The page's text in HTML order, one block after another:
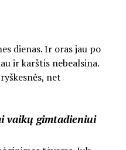
dienas. Ir oras jau po
ir karštis nebealsina.
net
vaikų gimtadieniui